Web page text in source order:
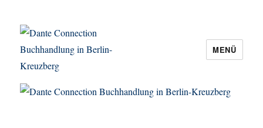
Dante Connection Buchhandlung in
MENÜ